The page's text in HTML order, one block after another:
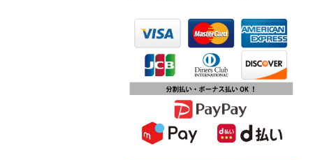
第15回ふじみ野市産業まつりに出店
します
2023.10.09
チバテレビ「チバテレ稼ぐ力養成講
座・講座会員インタビュー」で弊社
代表 大屋のインタビューが紹介され
2023.09.27